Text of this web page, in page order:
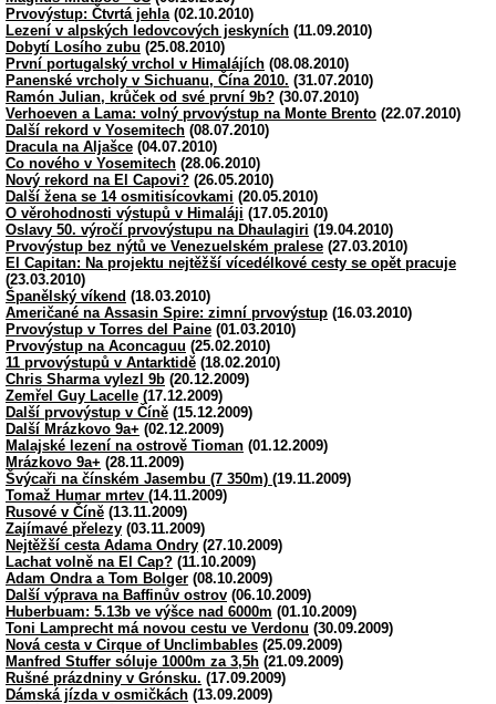
Prvovýstup: Čtvrtá jehla (02.10.2010)
Lezení v alpských ledovcových jeskyních (11.09.2010)
Dobytí Losího zubu (25.08.2010)
První portugalský vrchol v Himalájích (08.08.2010)
Panenské vrcholy v Sichuanu, Čína 2010. (31.07.2010)
Ramón Julian, krůček od své první 9b? (30.07.2010)
Verhoeven a Lama: volný prvovýstup na Monte Brento (22.07.2010)
Další rekord v Yosemitech (08.07.2010)
Dracula na Aljašce (04.07.2010)
Co nového v Yosemitech (28.06.2010)
Nový rekord na El Capovi? (26.05.2010)
Další žena se 14 osmitisícovkami (20.05.2010)
O věrohodnosti výstupů v Himaláji (17.05.2010)
Oslavy 50. výročí prvovýstupu na Dhaulagiri (19.04.2010)
Prvovýstup bez nýtů ve Venezuelském pralese (27.03.2010)
El Capitan: Na projektu nejtěžší vícedélkové cesty se opět pracuje
(23.03.2010)
Španělský víkend (18.03.2010)
Američané na Assasin Spire: zimní prvovýstup (16.03.2010)
Prvovýstup v Torres del Paine (01.03.2010)
Prvovýstup na Aconcaguu (25.02.2010)
11 prvovýstupů v Antarktidě (18.02.2010)
Chris Sharma vylezl 9b (20.12.2009)
Zemřel Guy Lacelle (17.12.2009)
Další prvovýstup v Číně (15.12.2009)
Další Mrázkovo 9a+ (02.12.2009)
Malajské lezení na ostrově Tioman (01.12.2009)
Mrázkovo 9a+ (28.11.2009)
Švýcaři na čínském Jasembu (7 350m) (19.11.2009)
Tomaž Humar mrtev (14.11.2009)
Rusové v Číně (13.11.2009)
Zajímavé přelezy (03.11.2009)
Nejtěžší cesta Adama Ondry (27.10.2009)
Lachat volně na El Cap? (11.10.2009)
Adam Ondra a Tom Bolger (08.10.2009)
Další výprava na Baffinův ostrov (06.10.2009)
Huberbuam: 5.13b ve výšce nad 6000m (01.10.2009)
Toni Lamprecht má novou cestu ve Verdonu (30.09.2009)
Nová cesta v Cirque of Unclimbables (25.09.2009)
Manfred Stuffer sóluje 1000m za 3,5h (21.09.2009)
Rušné prázdniny v Grónsku. (17.09.2009)
Dámská jízda v osmičkách (13.09.2009)